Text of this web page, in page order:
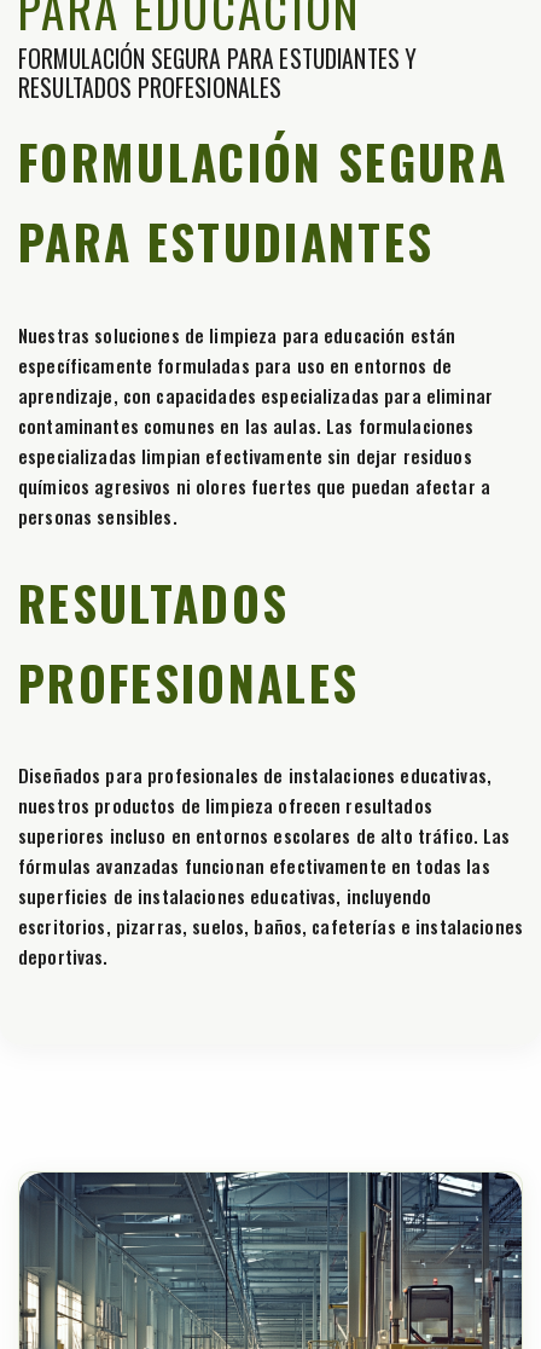
FORMULACIÓN SEGURA PARA ESTUDIANTES Y
RESULTADOS PROFESIONALES
FORMULACIÓN SEGURA
PARA ESTUDIANTES
Nuestras soluciones de limpieza para educación están
específicamente formuladas para uso en entornos de
aprendizaje, con capacidades especializadas para eliminar
contaminantes comunes en las aulas. Las formulaciones
especializadas limpian efectivamente sin dejar residuos
químicos agresivos ni olores fuertes que puedan afectar a
personas sensibles.
RESULTADOS
PROFESIONALES
Diseñados para profesionales de instalaciones educativas,
nuestros productos de limpieza ofrecen resultados
superiores incluso en entornos escolares de alto tráfico. Las
fórmulas avanzadas funcionan efectivamente en todas las
superficies de instalaciones educativas, incluyendo
escritorios, pizarras, suelos, baños, cafeterías e instalaciones
deportivas.